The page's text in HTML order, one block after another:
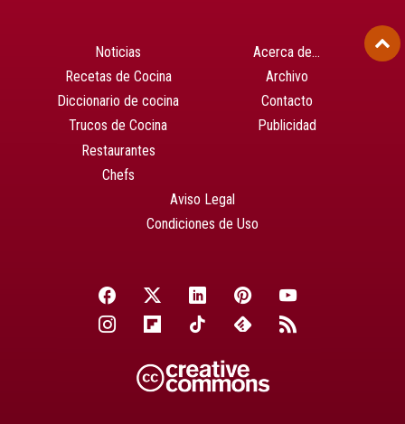
Noticias
Recetas de Cocina
Diccionario de cocina
Trucos de Cocina
Restaurantes
Chefs
Acerca de…
Archivo
Contacto
Publicidad
Aviso Legal
Condiciones de Uso